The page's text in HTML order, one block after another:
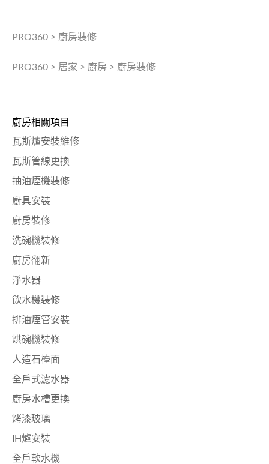
PRO360 > 廚房裝修
PRO360 > 居家 > 廚房 > 廚房裝修
廚房相關項目
瓦斯爐安裝維修
瓦斯管線更換
抽油煙機裝修
廚具安裝
廚房裝修
洗碗機裝修
廚房翻新
淨水器
飲水機裝修
排油煙管安裝
烘碗機裝修
人造石檯面
全戶式濾水器
廚房水槽更換
烤漆玻璃
IH爐安裝
全戶軟水機